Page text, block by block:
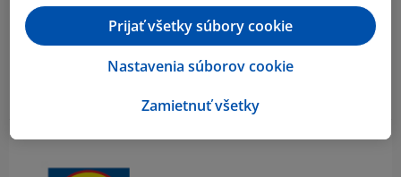
Zamietnuť všetky
Nastavenia súborov cookie
Prijať všetky súbory cookie